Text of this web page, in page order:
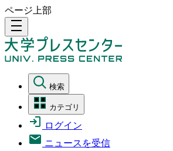
ページ上部
density_medium
検索
カテゴリ
ログイン
ニュースを受信